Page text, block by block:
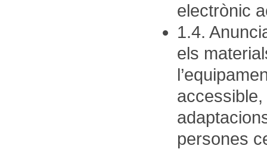
electrònic
1.4.
els
persones